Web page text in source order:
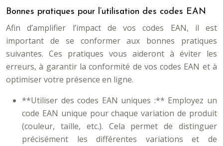
Bonnes pratiques pour l’utilisation des codes EAN
Afin d’amplifier l’impact de vos codes EAN, il est
important de se conformer aux bonnes pratiques
suivantes. Ces pratiques vous aideront à éviter les
erreurs, à garantir la conformité de vos codes EAN et à
optimiser votre présence en ligne.
**Utiliser des codes EAN uniques :** Employez un
code EAN unique pour chaque variation de produit
(couleur, taille, etc.). Cela permet de distinguer
précisément les différentes variations et de